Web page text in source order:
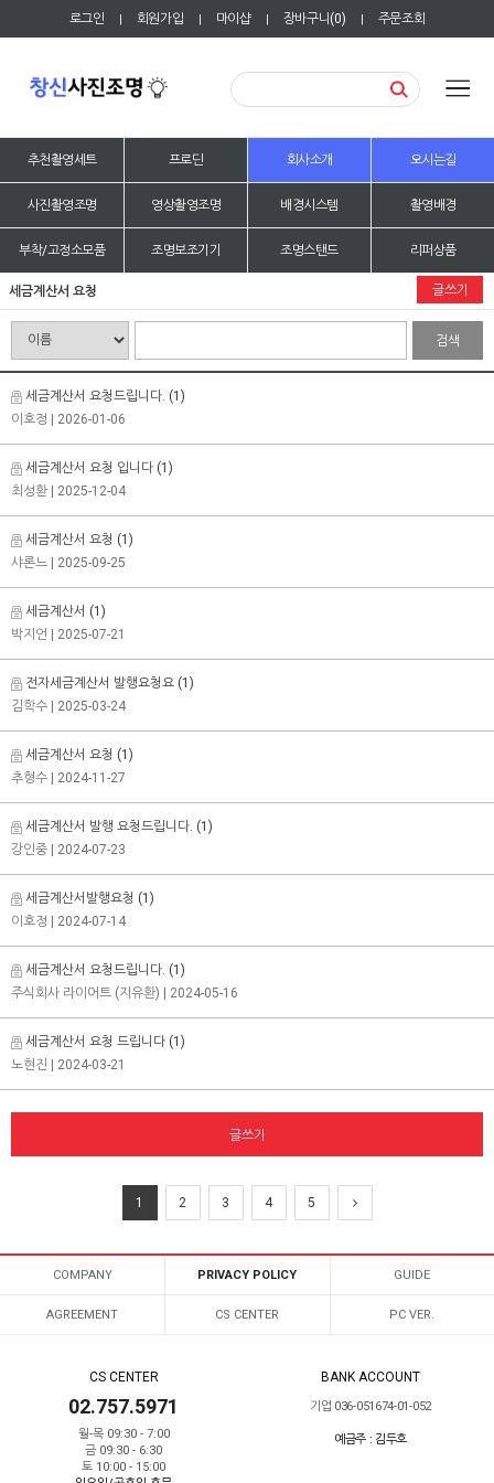
로그인 | 회원가입 | 마이샵 | 장바구니(0) | 주문조회
추천촬영세트 프로딘 회사소개 오시는길
사진촬영조명 영상촬영조명 배경시스템 촬영배경
부착/고정소모품 조명보조기기 조명스탠드 리퍼상품
세금계산서 요청 글쓰기
검색
세금계산서 요청드립니다. (1)
이호정
| 2026-01-06
세금계산서 요청 입니다 (1)
최성환
| 2025-12-04
세금계산서 요청 (1)
샤론느
| 2025-09-25
세금계산서 (1)
박지언
| 2025-07-21
전자세금계산서 발행요청요 (1)
김학수
| 2025-03-24
세금계산서 요청 (1)
추형수
| 2024-11-27
세금계산서 발행 요청드립니다. (1)
강인중
| 2024-07-23
세금계산서발행요청 (1)
이호정
| 2024-07-14
세금계산서 요청드립니다. (1)
주식회사 라이어트 (지유환)
| 2024-05-16
세금계산서 요청 드립니다 (1)
노현진
| 2024-03-21
글쓰기
1 2 3 4 5
COMPANY PRIVACY POLICY GUIDE
AGREEMENT CS CENTER PC VER.
CS CENTER
02.757.5971
월-목 09:30 - 7:00
금 09:30 - 6:30
토 10:00 - 15:00
BANK ACCOUNT
기업 036-051674-01-052
예금주 : 김두호